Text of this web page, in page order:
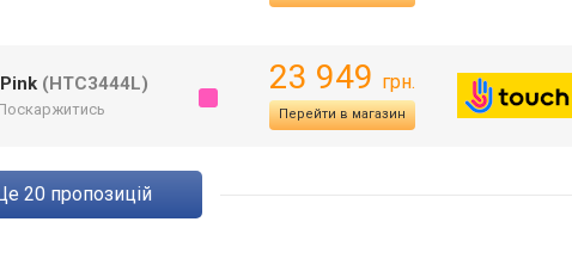
(HTC3444L) 23 949 грн.
Перейти в магазин
ще 20 пропозицій